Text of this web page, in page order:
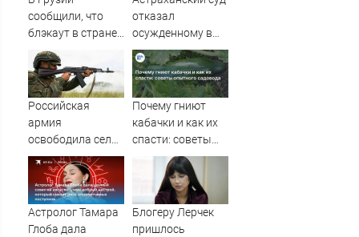
сообщили, что
блэкаут в стране
произошёл из-за
тестов на
Ингурской ГЭС -
RT Russia -
МирТесен
отказал
осужденному в
колонии-
поселении,
посчитав его
опасным
Российская
армия
освободила село
Алексеевка в
Сумской области
Почему гниют
кабачки и как их
спасти: советы
опытного
садовода
Астролог Тамара
Глоба дала
Блогеру Лерчек
пришлось